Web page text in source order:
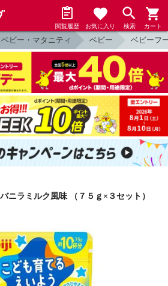
閲覧履歴 お気に入り 検索 カート
ビー・マタニティ ベビー ベビーフ
ニラミルク風味 （７５ｇ×３セット）